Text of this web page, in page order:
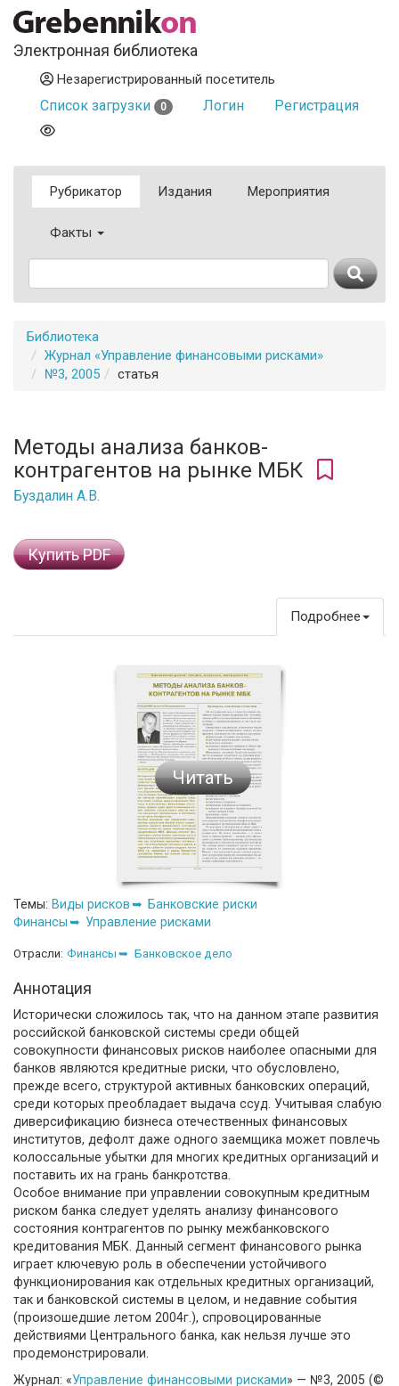
Электронная библиотека
Незарегистрированный посетитель
Список загрузки 0 Логин Регистрация
Рубрикатор Издания Мероприятия
Факты
Библиотека
Журнал «Управление финансовыми рисками»
№3, 2005
статья
Методы анализа банков-
контрагентов на рынке МБК
Буздалин А.В.
Купить PDF
Подробнее
Читать
Темы: Виды рисков
Банковские риски
Финансы
Управление рисками
Отрасли: Финансы Банковское дело
Аннотация
Исторически сложилось так, что на данном этапе развития
российской банковской системы среди общей
совокупности финансовых рисков наиболее опасными для
банков являются кредитные риски, что обусловлено,
прежде всего, структурой активных банковских операций,
среди которых преобладает выдача ссуд. Учитывая слабую
диверсификацию бизнеса отечественных финансовых
институтов, дефолт даже одного заемщика может повлечь
колоссальные убытки для многих кредитных организаций и
поставить их на грань банкротства.
Особое внимание при управлении совокупным кредитным
риском банка следует уделять анализу финансового
состояния контрагентов по рынку межбанковского
кредитования МБК. Данный сегмент финансового рынка
играет ключевую роль в обеспечении устойчивого
функционирования как отдельных кредитных организаций,
так и банковской системы в целом, и недавние события
(произошедшие летом 2004г.), спровоцированные
действиями Центрального банка, как нельзя лучше это
продемонстрировали.
Журнал: «Управление финансовыми рисками» — №3, 2005 (©